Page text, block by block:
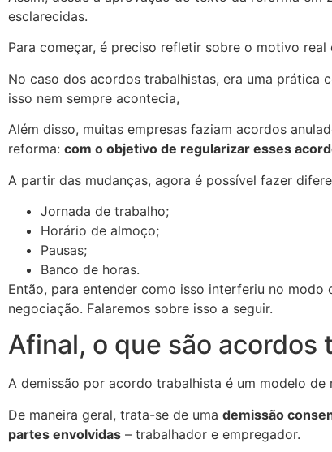
esclarecidas.
Para começar, é preciso refletir sobre o motivo real
No caso dos acordos trabalhistas, era uma prática
isso nem sempre acontecia,
Além disso, muitas empresas faziam acordos
reforma: com o objetivo de regularizar esses
A partir das mudanças, agora é possível fazer
Jornada de trabalho;
Horário de almoço;
Pausas;
Banco de horas.
Então, para entender como isso interferiu no
negociação. Falaremos sobre isso a seguir.
Afinal, o que são acordos
A demissão por acordo trabalhista é um modelo de
De maneira geral, trata-se de uma demissão
partes envolvidas – trabalhador e empregador.